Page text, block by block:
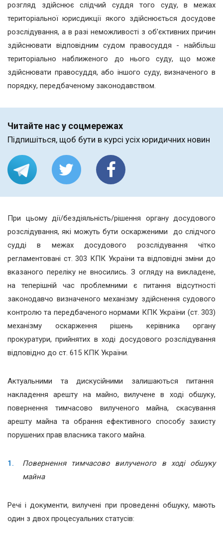
розгляд здійснює слідчий суддя того суду, в межах
територіальної юрисдикції якого здійснюється досудове
розслідування, а в разі неможливості з об’єктивних причин
здійснювати відповідним судом правосуддя - найбільш
територіально наближеного до нього суду, що може
здійснювати правосуддя, або іншого cуду, визначеного в
порядку, передбаченому законодавством.
Читайте нас у соцмережах
Підпишіться, щоб бути в курсі усіх юридичних новин
При цьому дії/бездіяльність/рішення органу досудового
розслідування, які можуть бути оскарженими до слідчого
судді в межах досудового розслідування чітко
регламентовані ст. 303 КПК України та відповідні зміни до
вказаного переліку не вносились. З огляду на викладене,
на теперішній час проблемними є питання відсутності
законодавчо визначеного механізму здійснення судового
контролю та передбаченого нормами КПК України (ст. 303)
механізму оскарження рішень керівника органу
прокуратури, прийнятих в ході досудового розслідування
відповідно до ст. 615 КПК України.
Актуальними та дискусійними залишаються питання
накладення арешту на майно, вилучене в ході обшуку,
повернення тимчасово вилученого майна, скасування
арешту майна та обрання ефективного способу захисту
порушених прав власника такого майна.
Повернення тимчасово вилученого в ході обшуку
майна
Речі і документи, вилучені при проведенні обшуку, мають
один з двох процесуальних статусів: